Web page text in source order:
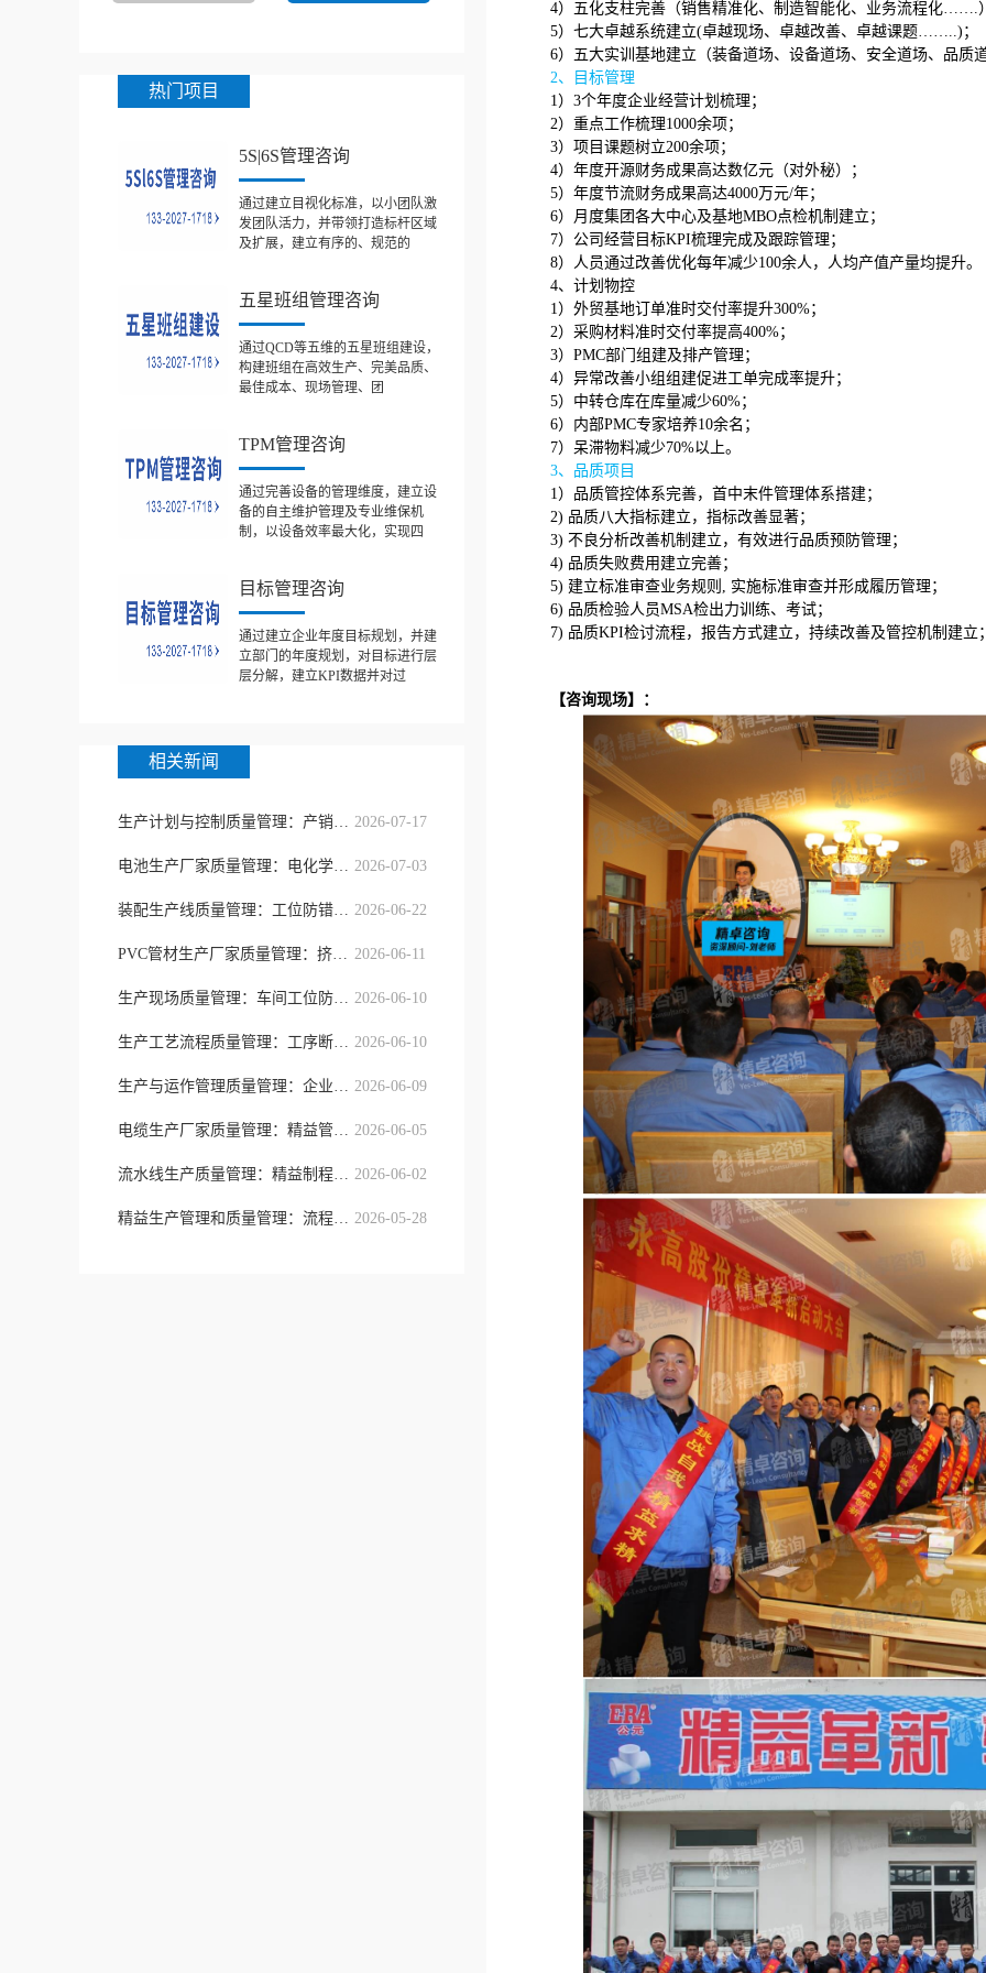
热门项目
5S|6S管理咨询
通过建立目视化标准，以小团队激
发团队活力，并带领打造标杆区域
及扩展，建立有序的、规范的
五星班组管理咨询
通过QCD等五维的五星班组建设，
构建班组在高效生产、完美品质、
最佳成本、现场管理、团
TPM管理咨询
通过完善设备的管理维度，建立设
备的自主维护管理及专业维保机
制，以设备效率最大化，实现四
目标管理咨询
通过建立企业年度目标规划，并建
立部门的年度规划，对目标进行层
层分解，建立KPI数据并对过
相关新闻
生产计划与控制质量管理：产销协同精 2026-07-17
电池生产厂家质量管理：电化学一致性 2026-07-03
装配生产线质量管理：工位防错与节拍 2026-06-22
PVC管材生产厂家质量管理：挤出制程 2026-06-11
生产现场质量管理：车间工位防错与精 2026-06-10
生产工艺流程质量管理：工序断点防控 2026-06-10
生产与运作管理质量管理：企业全域流 2026-06-09
电缆生产厂家质量管理：精益管控模式 2026-06-05
流水线生产质量管理：精益制程、工序 2026-06-02
精益生产管理和质量管理：流程提质与 2026-05-28
4）五化支柱完善（销售精准化、制造智能化、业务流程化…….
5）七大卓越系统建立(卓越现场、卓越改善、卓越课题……..)；
6）五大实训基地建立（装备道场、设备道场、安全道场、品质
2、目标管理
1）3个年度企业经营计划梳理；
2）重点工作梳理1000余项；
3）项目课题树立200余项；
4）年度开源财务成果高达数亿元（对外秘）；
5）年度节流财务成果高达4000万元/年；
6）月度集团各大中心及基地MBO点检机制建立；
7）公司经营目标KPI梳理完成及跟踪管理；
8）人员通过改善优化每年减少100余人，人均产值产量均提升。
4、计划物控
1）外贸基地订单准时交付率提升300%；
2）采购材料准时交付率提高400%；
3）PMC部门组建及排产管理；
4）异常改善小组组建促进工单完成率提升；
5）中转仓库在库量减少60%；
6）内部PMC专家培养10余名；
7）呆滞物料减少70%以上。
3、品质项目
1）品质管控体系完善，首中末件管理体系搭建；
2) 品质八大指标建立，指标改善显著；
3) 不良分析改善机制建立，有效进行品质预防管理；
4) 品质失败费用建立完善；
5) 建立标准审查业务规则,
实施标准审查并形成履历管理；
6) 品质检验人员MSA检出力训练、考试；
7) 品质KPI检讨流程，报告方式建立，持续改善及管控机制建立
【咨询现场】：